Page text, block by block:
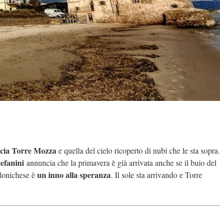
Torre Mozzae quella del cielo ricoperto di nubi che le sta sopra.
annuncia che la primavera è già arrivata anche se il buio del
èun inno alla speranza. Il sole sta arrivando e Torre